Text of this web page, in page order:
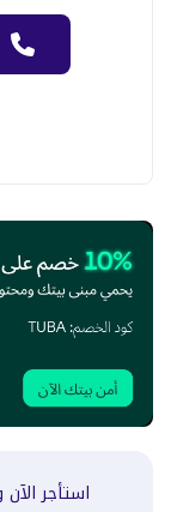
استأجر